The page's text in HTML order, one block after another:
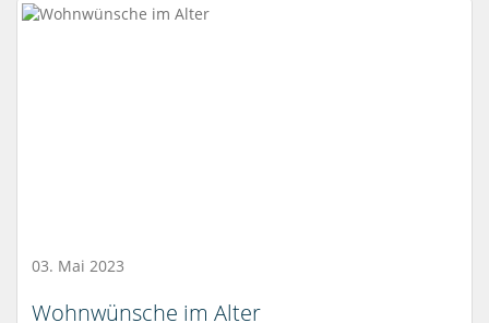
03. Mai 2023
Wohnwünsche im Alter